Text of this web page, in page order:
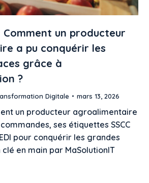
Comment un producteur
a pu conquérir les
grâce à
?
Digitale mars 13, 2026
un producteur agroalimentaire
ses étiquettes SSCC
pour conquérir les grandes
en main par MaSolutionIT